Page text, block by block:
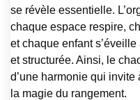
se révèle essentielle.
chaque espace respire,
et chaque enfant
et structurée. Ainsi, le
d’une harmonie qui
la magie du rangement.